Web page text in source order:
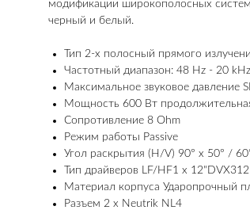
модификации широкополосных систем
черный и белый.
Тип 2-х полосный прямого
Частотный диапазон: 48 Hz - 20 kHz
Максимальное звуковое давление
Мощность 600 Вт
Сопротивление 8 Ohm
Режим работы Passive
Угол раскрытия (H/V) 90° x 50° /
Тип драйверов LF/HF1 x
Материал корпуса Ударопрочный
Разъем 2 х Neutrik NL4